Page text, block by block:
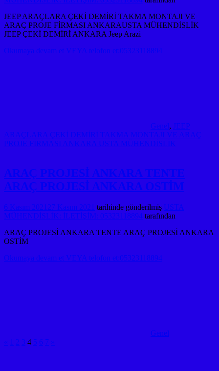
JEEP ARAÇLARA ÇEKİ DEMİRİ TAKMA MONTAJI VE
ARAÇ PROJE FİRMASI ANKARAUSTA MÜHENDİSLİK
JEEP ÇEKİ DEMİRİ ANKARA Jeep Arazi
Okumaya devam et VEYA telofon et:05323118894
Genel, JEEP
ARAÇLARA ÇEKİ DEMİRİ TAKMA MONTAJI VE ARAÇ
PROJE FİRMASI ANKARA USTA MÜHENDİSLİK
ARAÇ PROJESİ ANKARA TENTE
ARAÇ PROJESİ ANKARA OSTİM
6 Kasım 2021 27 Kasım 2021 tarihinde gönderilmiş USTA
MÜHENDİSLİK: İLETİŞİM: 05323118894 tarafından
ARAÇ PROJESİ ANKARA TENTE ARAÇ PROJESİ ANKARA
OSTİM
Okumaya devam et VEYA telofon et:05323118894
Genel
Yazı
« Önceki
1 2 3 4 5 6 7 Sonraki
»